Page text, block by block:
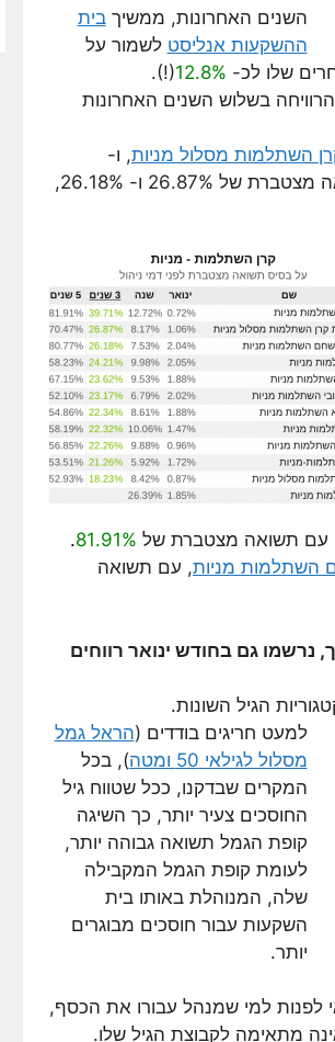
השנים האחרונות, ממשיךבית
ההשקעות אנליסט לשמור על
שלו לכ- 12.8%
(!).
בשלוש השנים האחרונות
קרן השתלמות מסלול מניות, ו-
, עם תשואה מצטברת של 26.87% ו- 26.18%,
עם תשואה מצטברת של 81.91%
.
השתלמות מניות, עם תשואה
נרשמו גם בחודש ינואר רווחים
הגיל השונות.
למעט חריגים בודדים (הראל גמל
מסלול לגילאי 50 ומטה
), בכל
המקרים שבדקנו, ככל שטווח גיל
החוסכים צעיר יותר, כך השיגה
קופת הגמל תשואה גבוהה יותר,
לעומת קופת הגמל המקבילה
שלה, המנוהלת באותו בית
השקעות עבור חוסכים מבוגרים
יותר.
לפנות למי שמנהל עבורו את הכסף,
מתאימה לקבוצת הגיל שלו.